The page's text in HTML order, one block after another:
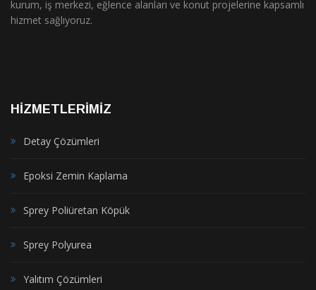
kurum, iş merkezi, eğlence alanları ve konut projelerine kapsamlı
hizmet sağlıyoruz.
HİZMETLERİMİZ
Detay Çözümleri
Epoksi Zemin Kaplama
Sprey Poliüretan Köpük
Sprey Polyurea
Yalıtım Çözümleri